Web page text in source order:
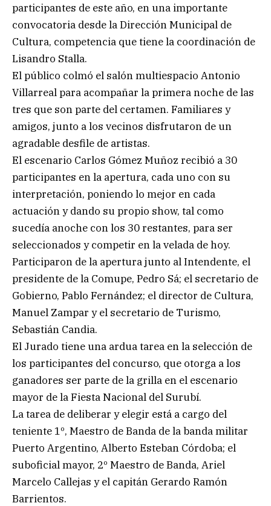
participantes de este año, en una importante
convocatoria desde la Dirección Municipal de
Cultura, competencia que tiene la coordinación de
Lisandro Stalla.
El público colmó el salón multiespacio Antonio
Villarreal para acompañar la primera noche de las
tres que son parte del certamen. Familiares y
amigos, junto a los vecinos disfrutaron de un
agradable desfile de artistas.
El escenario Carlos Gómez Muñoz recibió a 30
participantes en la apertura, cada uno con su
interpretación, poniendo lo mejor en cada
actuación y dando su propio show, tal como
sucedía anoche con los 30 restantes, para ser
seleccionados y competir en la velada de hoy.
Participaron de la apertura junto al Intendente, el
presidente de la Comupe, Pedro Sá; el secretario de
Gobierno, Pablo Fernández; el director de Cultura,
Manuel Zampar y el secretario de Turismo,
Sebastián Candia.
El Jurado tiene una ardua tarea en la selección de
los participantes del concurso, que otorga a los
ganadores ser parte de la grilla en el escenario
mayor de la Fiesta Nacional del Surubí.
La tarea de deliberar y elegir está a cargo del
teniente 1º, Maestro de Banda de la banda militar
Puerto Argentino, Alberto Esteban Córdoba; el
suboficial mayor, 2º Maestro de Banda, Ariel
Marcelo Callejas y el capitán Gerardo Ramón
Barrientos.